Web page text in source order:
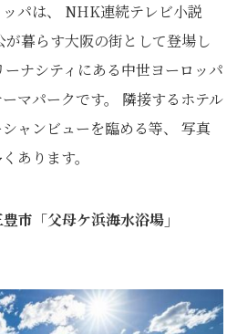
パは、 NHK連続テレビ小説
が暮らす大阪の街として登場し
ナシティにある中世ヨーロッパ
マパークです。 隣接するホテル
ャンビューを臨める等、 写真
あります。
市「父母ケ浜海水浴場」